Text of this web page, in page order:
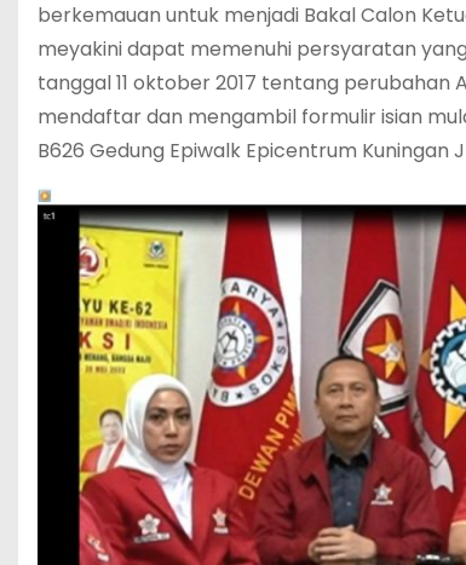
berkemauan untuk menjadi Bakal Calon
meyakini dapat memenuhi persyaratan yang
tanggal 11 oktober 2017 tentang perubahan
mendaftar dan mengambil formulir isian
B626 Gedung Epiwalk Epicentrum Kuningan